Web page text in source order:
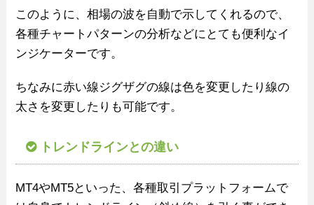
このように、相場の波を自動で示してくれるので、
各種チャートパターンの分析などにとても便利なイ
ンジケーターです。
ちなみに赤い線ジグザグの線は色を変更したり線の
太さを変更したりも可能です。
トレンドラインとの違い
MT4やMT5といった、各種取引プラットフォームで